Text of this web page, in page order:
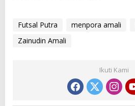
Futsal Putra menpora amali
Zainudin Amali
Ikuti Kami